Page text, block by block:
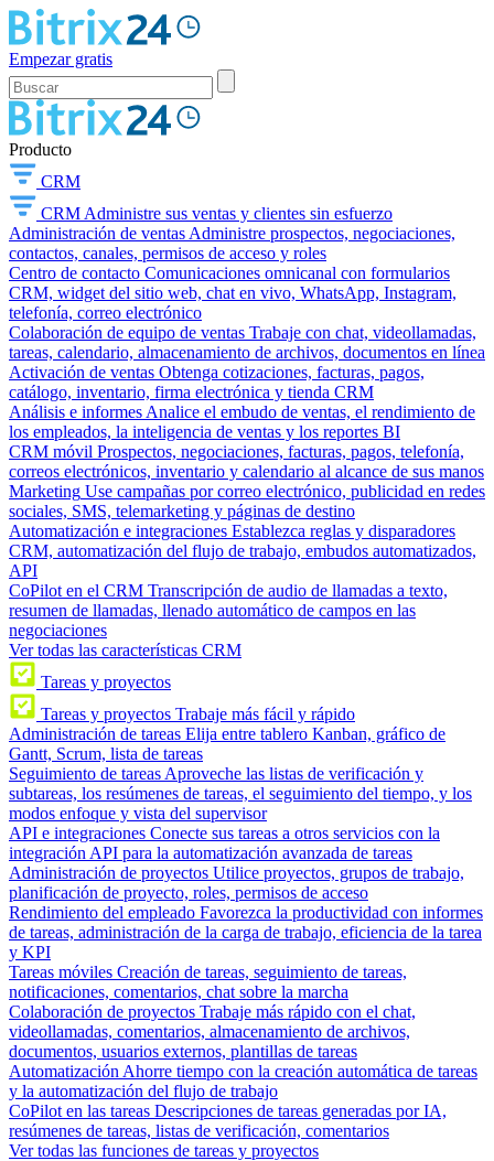
Empezar gratis
Producto
CRM
CRM Administre sus ventas y clientes sin esfuerzo
Administración de ventas Administre prospectos, negociaciones,
contactos, canales, permisos de acceso y roles
Centro de contacto Comunicaciones omnicanal con formularios
CRM, widget del sitio web, chat en vivo, WhatsApp, Instagram,
telefonía, correo electrónico
Colaboración de equipo de ventas Trabaje con chat, videollamadas,
tareas, calendario, almacenamiento de archivos, documentos en línea
Activación de ventas Obtenga cotizaciones, facturas, pagos,
catálogo, inventario, firma electrónica y tienda CRM
Análisis e informes Analice el embudo de ventas, el rendimiento de
los empleados, la inteligencia de ventas y los reportes BI
CRM móvil Prospectos, negociaciones, facturas, pagos, telefonía,
correos electrónicos, inventario y calendario al alcance de sus manos
Marketing Use campañas por correo electrónico, publicidad en redes
sociales, SMS, telemarketing y páginas de destino
Automatización e integraciones Establezca reglas y disparadores
CRM, automatización del flujo de trabajo, embudos automatizados,
API
CoPilot en el CRM Transcripción de audio de llamadas a texto,
resumen de llamadas, llenado automático de campos en las
negociaciones
Ver todas las características CRM
Tareas y proyectos
Tareas y proyectos Trabaje más fácil y rápido
Administración de tareas Elija entre tablero Kanban, gráfico de
Gantt, Scrum, lista de tareas
Seguimiento de tareas Aproveche las listas de verificación y
subtareas, los resúmenes de tareas, el seguimiento del tiempo, y los
modos enfoque y vista del supervisor
API e integraciones Conecte sus tareas a otros servicios con la
integración API para la automatización avanzada de tareas
Administración de proyectos Utilice proyectos, grupos de trabajo,
planificación de proyecto, roles, permisos de acceso
Rendimiento del empleado Favorezca la productividad con informes
de tareas, administración de la carga de trabajo, eficiencia de la tarea
y KPI
Tareas móviles Creación de tareas, seguimiento de tareas,
notificaciones, comentarios, chat sobre la marcha
Colaboración de proyectos Trabaje más rápido con el chat,
videollamadas, comentarios, almacenamiento de archivos,
documentos, usuarios externos, plantillas de tareas
Automatización Ahorre tiempo con la creación automática de tareas
y la automatización del flujo de trabajo
CoPilot en las tareas Descripciones de tareas generadas por IA,
resúmenes de tareas, listas de verificación, comentarios
Ver todas las funciones de tareas y proyectos